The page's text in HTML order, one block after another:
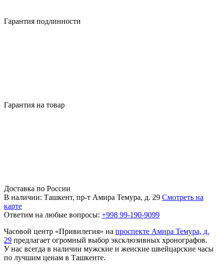
Гарантия подлинности
Гарантия на товар
Доставка по России
В наличии: Ташкент, пр-т Амира Темура, д. 29 Смотреть на
карте
Ответим на любые вопросы: +998 99-190-9099
Часовой центр «Привилегия» на проспекте Амира Темура, д.
29 предлагает огромный выбор эксклюзивных хронографов.
У нас всегда в наличии мужские и женские швейцарские часы
по лучшим ценам в Ташкенте.